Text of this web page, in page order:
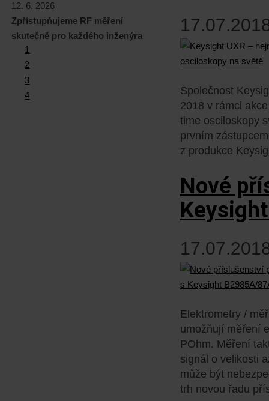
Společnost
2018 v rámci
time osciloskopy
prvním
z produkce
Nové
Elektrometry /
umožňují měření
POhm. Měření
signál o velikosti
může být
trh novou řadu
12. 6. 2026
Zpřístupňujeme RF měření
skutečně pro každého inženýra
1
2
3
4